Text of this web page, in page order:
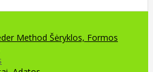
Method Šėryklos, Formos